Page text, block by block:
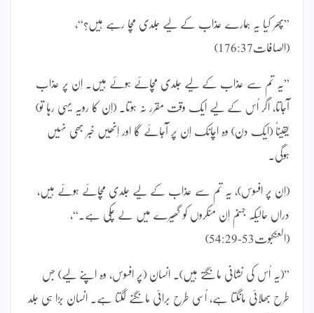
”پھر کیا یہ ہمارے عذاب کے لیے جلدی مچا رہے ہیں؟“،
(الصافات176:37)
”یہ تم سے عذاب کے لیے جلدی مچائے ہوئے ہیں۔ اِن پر عذاب
آجاتا، اگر اُس کے لیے ایک وقت مقرر نہ ہوتا۔ (اِن کا رویہ یہی رہا تو)
یقیناً (ایک دن) وہ اچانک اِن پر آجائے گا اور اِنھیں خبر بھی نہیں
ہوگی۔
(اِن پر افسوس)، یہ تم سے عذاب کے لیے جلدی مچائے ہوئے ہیں،
دراں حالیکہ جہنم اِن منکروں کو گھیرے میں لے چکی ہے۔“،
(العنکبوت53-54:29)
”(یہ اُس کی نشانی مانگتے ہیں)۔ انسان (پر افسوس، وہ اپنے لیے) جس
طرح بھلائی مانگتا ہے، اُسی طرح برائی مانگنے لگتا ہے۔ انسان بڑا ہی جلد